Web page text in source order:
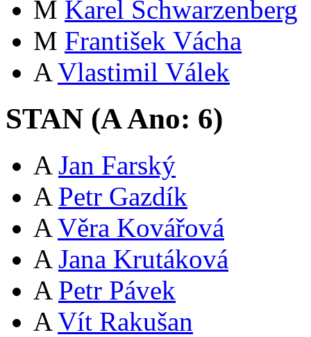
M Karel Schwarzenberg
M František Vácha
A Vlastimil Válek
STAN (AAno: 6)
A Jan Farský
A Petr Gazdík
A Věra Kovářová
A Jana Krutáková
A Petr Pávek
A Vít Rakušan